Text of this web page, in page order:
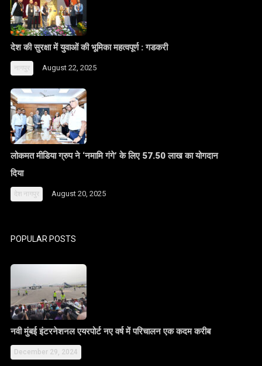
देश की सुरक्षा में युवाओं की भूमिका महत्वपूर्ण : गडकरी
नागपुर August 22, 2025
लोकमत मीडिया ग्रुप ने ‘नमामि गंगे’ के लिए 57.50 लाख का योगदान
दिया
देश नागपुर August 20, 2025
POPULAR POSTS
नवी मुंबई इंटरनेशनल एयरपोर्ट नए वर्ष में परिचालन एक कदम करीब
December 29, 2024